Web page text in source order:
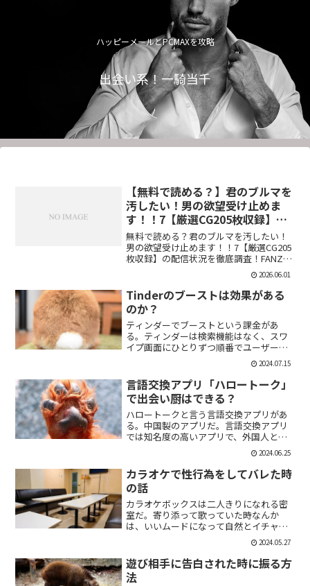
ハッピーメールとPCMAXを攻略
出会い系！一騎当千
【無料で読める？】君のブルマを
汚したい！男の欲望受け止めま
す！！7【厳選CG205枚収録】
【虚構クラブ】
無料で読める？君のブルマを汚したい！
男の欲望受け止めます！！7【厳選CG205
枚収録】の配信状況を徹底調査！FANZA
での販売形式やサンプル視聴、レビュー
評価もまとめています。今すぐチェッ
ク！【d_544876】
2026.06.01
Tinderのブーストは効果がある
のか？
ティンダーでブーストという課金があ
る。ティンダーは検索機能はなく、スワ
イプ画面にひとりずつ順番でユーザーが
表示される。その順番を優先して表示す
ることができる課金がブーストだ。ブー
スト1つ消費で30分間、ブースト2つ消費
で2時間の優先表示がさ...
2024.07.15
言語交換アプリ「ハロートーク」
で出会い厨はできる？
ハロートークと言う言語交換アプリがあ
る。中国製のアプリだ。言語交換アプリ
では知名度の高いアプリで、外国人と知
り合いたい付き合いたいという人にも魅
力的には一見魅力的にうつる。外国人の
恋人欲しいよな。俺もエマワトソンと結
婚してえ。ではハロートー...
2024.06.25
カラオケで性行為をしてバレた時
の話
カラオケボックスは二人きりになれる密
室だ。寄り添って歌っていた時なんか
は、いいムードになって自然とイチャイ
チャしはじめてしまうこともある。俺も
よく出会い系で知り合った人とカラオケ
にいったりする。相手もその気だったり
するから、なんかいいムード...
2024.05.27
遊び相手に告白された時に振る方
法